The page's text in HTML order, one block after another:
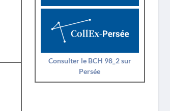
Consulter le BCH 98_2 sur
Persée